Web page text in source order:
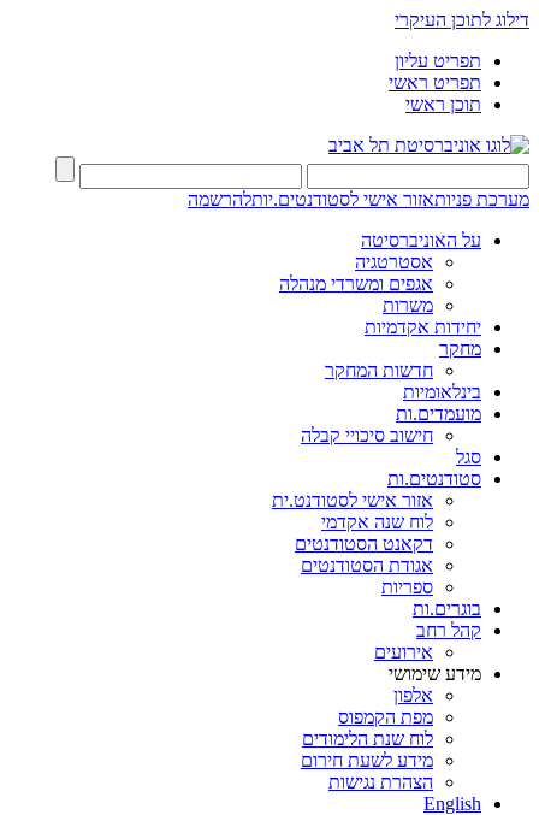
דילוג לתוכן העיקרי
תפריט עליון
תפריט ראשי
תוכן ראשי
מערכת פניותאזור אישי לסטודנטים.יותלהרשמה
על האוניברסיטה
אסטרטגיה
אגפים ומשרדי מנהלה
משרות
יחידות אקדמיות
מחקר
חדשות המחקר
בינלאומיות
מועמדים.ות
חישוב סיכויי קבלה
סגל
סטודנטים.ות
אזור אישי לסטודנט.ית
לוח שנה אקדמי
דקאנט הסטודנטים
אגודת הסטודנטים
ספריות
בוגרים.ות
קהל רחב
אירועים
מידע שימושי
אלפון
מפת הקמפוס
לוח שנת הלימודים
מידע לשעת חירום
הצהרת נגישות
English